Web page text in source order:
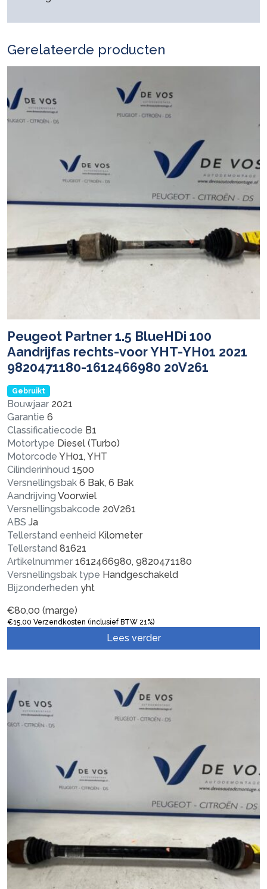
Gerelateerde producten
Peugeot Partner 1.5 BlueHDi 100
Aandrijfas rechts-voor YHT-YH01 2021
9820471180-1612466980 20V261
Gebruikt
Bouwjaar 2021
Garantie 6
Classificatiecode B1
Motortype Diesel (Turbo)
Motorcode YH01, YHT
Cilinderinhoud 1500
Versnellingsbak 6 Bak, 6 Bak
Aandrijving Voorwiel
Versnellingsbakcode 20V261
ABS Ja
Tellerstand eenheid Kilometer
Tellerstand 81621
Artikelnummer 1612466980, 9820471180
Versnellingsbak type Handgeschakeld
Bijzonderheden yht
€80,00 (marge)
€15,00 Verzendkosten (inclusief BTW 21%)
Lees verder